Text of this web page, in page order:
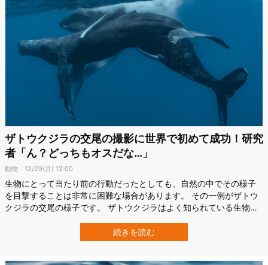
ザトウクジラの交尾の撮影に世界で初めて成功！研究
者「ん？どっちもオスだな…」
動物 12/29(月) 12:00
生物にとって当たり前の行動だったとしても、自然の中でその様子
を目撃することは非常に困難な場合があります。 その一例がザトウ
クジラの交尾の様子です。 ザトウクジラはよく知られている生物の
ず彼らが交尾する様子が公式に記録されたことは一度もないので
す。 ただ、例外が一つ存在します。 2024年、米ハワイに拠点を置
続きを読む